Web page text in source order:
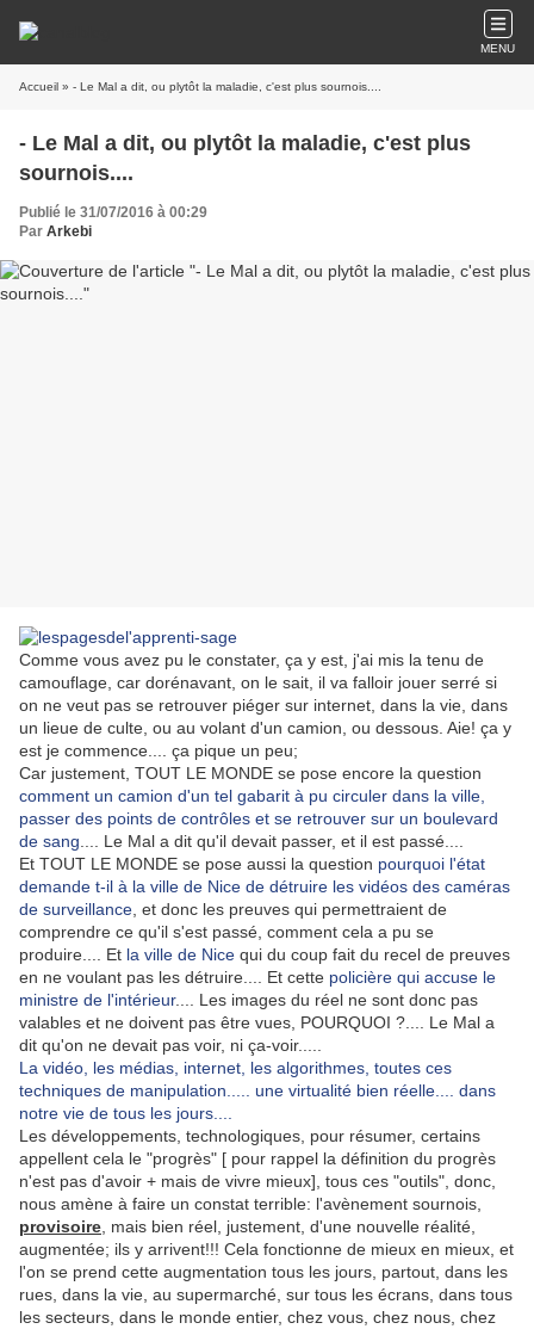
MENU
Accueil » - Le Mal a dit, ou plytôt la maladie, c'est plus sournois....
- Le Mal a dit, ou plytôt la maladie, c'est plus
sournois....
Publié le 31/07/2016 à 00:29
Par Arkebi
Comme vous avez pu le constater, ça y est, j'ai mis la tenu de
camouflage, car dorénavant, on le sait, il va falloir jouer serré si
on ne veut pas se retrouver piéger sur internet, dans la vie, dans
un lieue de culte, ou au volant d'un camion, ou dessous. Aie! ça y
est je commence.... ça pique un peu;
Car justement, TOUT LE MONDE se pose encore la question
comment un camion d'un tel gabarit à pu circuler dans la ville,
passer des points de contrôles et se retrouver sur un boulevard
de sang .... Le Mal a dit qu'il devait passer, et il est passé....
Et TOUT LE MONDE se pose aussi la question pourquoi l'état
demande t-il à la ville de Nice de détruire les vidéos des caméras
de surveillance , et donc les preuves qui permettraient de
comprendre ce qu'il s'est passé, comment cela a pu se
produire.... Et la ville de Nice qui du coup fait du recel de preuves
en ne voulant pas les détruire.... Et cette policière qui accuse le
ministre de l'intérieur.... Les images du réel ne sont donc pas
valables et ne doivent pas être vues, POURQUOI ?.... Le Mal a
dit qu'on ne devait pas voir, ni ça-voir.....
La vidéo, les médias, internet, les algorithmes, toutes ces
techniques de manipulation..... une virtualité bien réelle.... dans
notre vie de tous les jours....
Les développements, technologiques, pour résumer, certains
appellent cela le "progrès" [ pour rappel la définition du progrès
n'est pas d'avoir + mais de vivre mieux], tous ces "outils", donc,
nous amène à faire un constat terrible: l'avènement sournois,
provisoire , mais bien réel, justement, d'une nouvelle réalité,
augmentée; ils y arrivent!!! Cela fonctionne de mieux en mieux, et
l'on se prend cette augmentation tous les jours, partout, dans les
rues, dans la vie, au supermarché, sur tous les écrans, dans tous
les secteurs, dans le monde entier, chez vous, chez nous, chez